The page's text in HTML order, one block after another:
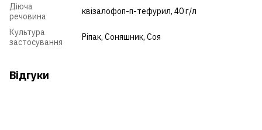
Діюча
речовина
квізалофоп-п-тефурил, 40 г/л
Культура
застосування
Ріпак, Соняшник, Соя
Відгуки